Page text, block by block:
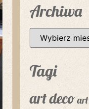
Archiwa
Tagi
art deco art